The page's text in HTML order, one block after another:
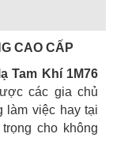
CAO CẤP
Tam Khí 1M76
các gia chủ
làm việc hay tại
cho không